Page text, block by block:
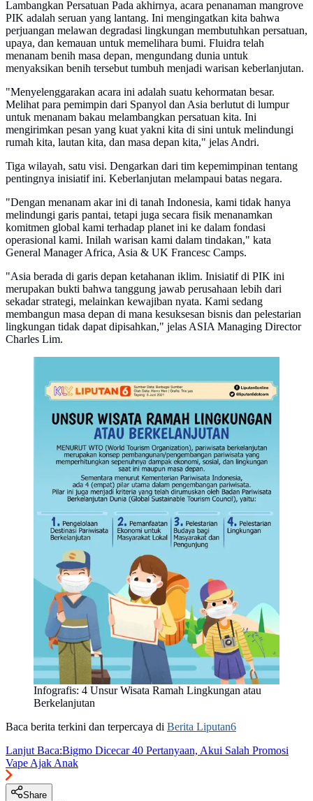
Lambangkan Persatuan Pada akhirnya, acara penanaman mangrove
PIK adalah seruan yang lantang. Ini mengingatkan kita bahwa
perjuangan melawan degradasi lingkungan membutuhkan persatuan,
upaya, dan kemauan untuk memelihara bumi. Fluidra telah
menanam benih masa depan, mengundang dunia untuk
menyaksikan benih tersebut tumbuh menjadi warisan keberlanjutan.
"Menyelenggarakan acara ini adalah suatu kehormatan besar.
Melihat para pemimpin dari Spanyol dan Asia berlutut di lumpur
untuk menanam bakau melambangkan persatuan kita. Ini
mengirimkan pesan yang kuat yakni kita di sini untuk melindungi
rumah kita, lautan kita, dan masa depan kita," jelas Andri.
Tiga wilayah, satu visi. Dengarkan dari tim kepemimpinan tentang
pentingnya inisiatif ini. Keberlanjutan melampaui batas negara.
"Dengan menanam akar ini di tanah Indonesia, kami tidak hanya
melindungi garis pantai, tetapi juga secara fisik menanamkan
komitmen global kami terhadap planet ini ke dalam fondasi
operasional kami. Inilah warisan kami dalam tindakan," kata
General Manager Africa, Asia & UK Francesc Camps.
"Asia berada di garis depan ketahanan iklim. Inisiatif di PIK ini
merupakan bukti bahwa tanggung jawab perusahaan lebih dari
sekadar strategi, melainkan kewajiban nyata. Kami sedang
membangun masa depan di mana kesuksesan bisnis dan pelestarian
lingkungan tidak dapat dipisahkan," jelas ASIA Managing Director
Charles Lim.
Infografis: 4 Unsur Wisata Ramah Lingkungan atau
Berkelanjutan
Baca berita terkini dan terpercaya di Berita Liputan6
Lanjut Baca:Bigmo Dicecar 40 Pertanyaan, Akui Salah Promosi
Vape Ajak Anak
Share